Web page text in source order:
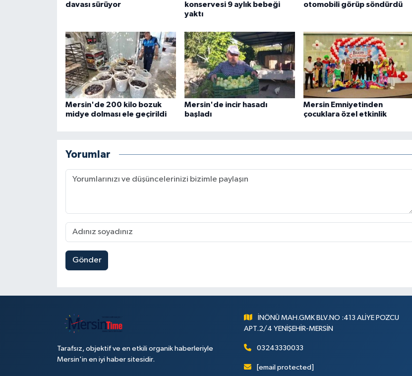
davası sürüyor
konservesi 9 aylık bebeği
yaktı
otomobili görüp söndürdü
Mersin'de 200 kilo bozuk
midye dolması ele geçirildi
Mersin'de incir hasadı
başladı
Mersin Emniyetinden
çocuklara özel etkinlik
Yorumlar
Gönder
Tarafsız, objektif ve en etkili organik haberleriyle
Mersin'in en iyi haber sitesidir.
İNÖNÜ MAH.GMK BLV.NO :413 ALİYE POZCU
APT.2/4 YENİŞEHİR-MERSİN
03243330033
[email protected]